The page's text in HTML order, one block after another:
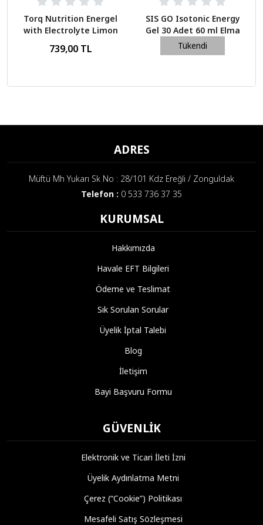
Torq Nutrition Energel
with Electrolyte Limon
739,00 TL
SIS GO Isotonic Energy
Gel 30 Adet 60 ml Elma
30 Servis
4.050,00 TL
Tükendi
ADRES
Müftü Mh Yukarı Sk No : 28/101 Kdz Ereğli / Zonguldak
Telefon : 0 533 736 37 35
KURUMSAL
Hakkımızda
Havale EFT Bilgileri
Ödeme ve Teslimat
Sık Sorulan Sorular
Üyelik İptal Talebi
Blog
İletişim
Bayi Başvuru Formu
GÜVENLIK
Elektronik ve Ticari İleti İzni
Üyelik Aydınlatma Metni
Çerez (“Cookie”) Politikası
Mesafeli Satış Sözleşmesi